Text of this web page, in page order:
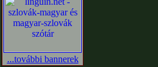
...további bannerek